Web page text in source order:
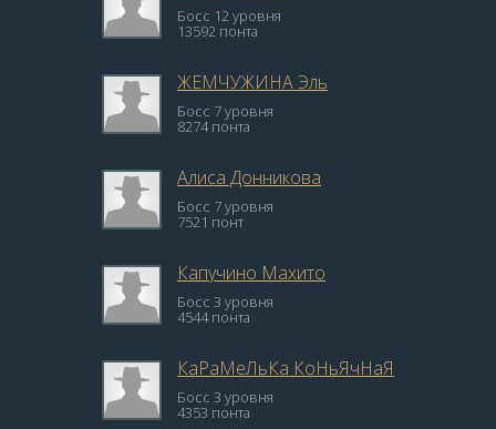
Босс 12 уровня
13592 понта
ЖЕМЧУЖИНА Эль
Босс 7 уровня
8274 понта
Алиса Донникова
Босс 7 уровня
7521 понт
Капучино Махито
Босс 3 уровня
4544 понта
КаРаМеЛьКа КоНьЯчНаЯ
Босс 3 уровня
4353 понта